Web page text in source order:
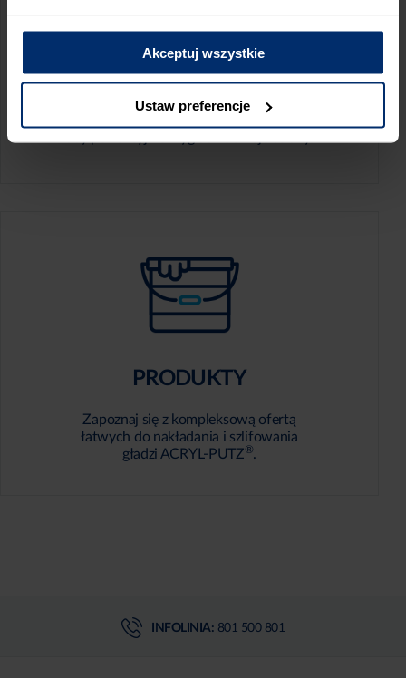
Akceptuj wszystkie
Ustaw preferencje
KALKULATOR ZUŻYCIA
PRODUKTY
Zapoznaj się z kompleksową ofertą
łatwych do nakładania i szlifowania
gładzi ACRYL-PUTZ®.
INFOLINIA: 801 500 801